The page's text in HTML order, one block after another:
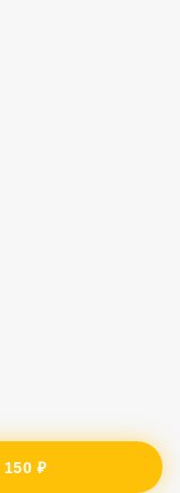
150 ₽